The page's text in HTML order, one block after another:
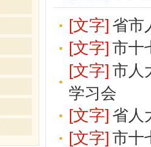
[文字] 省市
[文字] 市十
[文字] 市人
学习会
[文字] 省人
[文字] 市十